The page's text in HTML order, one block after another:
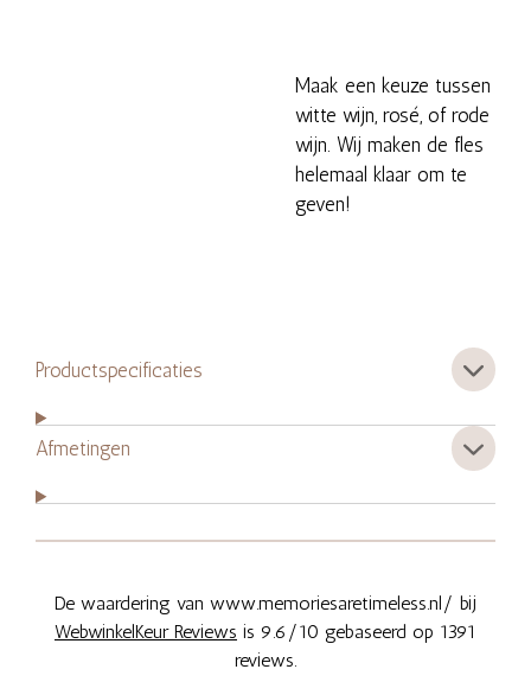
Maak een keuze tussen
witte wijn, rosé, of rode
wijn. Wij maken de fles
helemaal klaar om te
geven!
Productspecificaties
Afmetingen
De waardering van www.memoriesaretimeless.nl/ bij
WebwinkelKeur Reviews is 9.6/10 gebaseerd op 1391
reviews.